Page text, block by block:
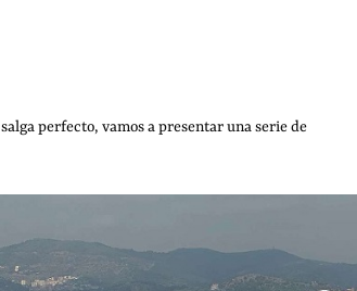
perfecto, vamos a presentar una serie de